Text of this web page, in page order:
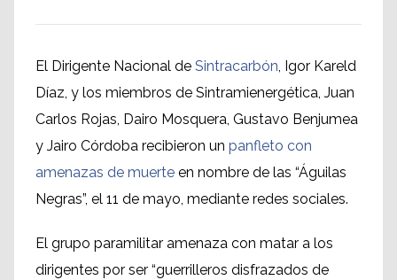
El Dirigente Nacional de Sintracarbón, Igor Kareld
Díaz, y los miembros de Sintramienergética, Juan
Carlos Rojas, Dairo Mosquera, Gustavo Benjumea
y Jairo Córdoba recibieron un panfleto con
amenazas de muerte en nombre de las “Águilas
Negras”, el 11 de mayo, mediante redes sociales.
El grupo paramilitar amenaza con matar a los
dirigentes por ser “guerrilleros disfrazados de